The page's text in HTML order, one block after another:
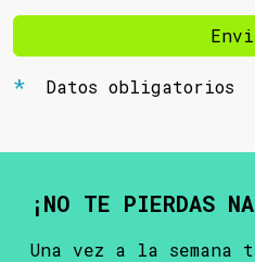
Datos obligatorios
¡NO TE PIERDAS
Una vez a la semana